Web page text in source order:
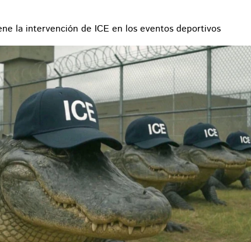
la intervención de ICE en los eventos deportivos